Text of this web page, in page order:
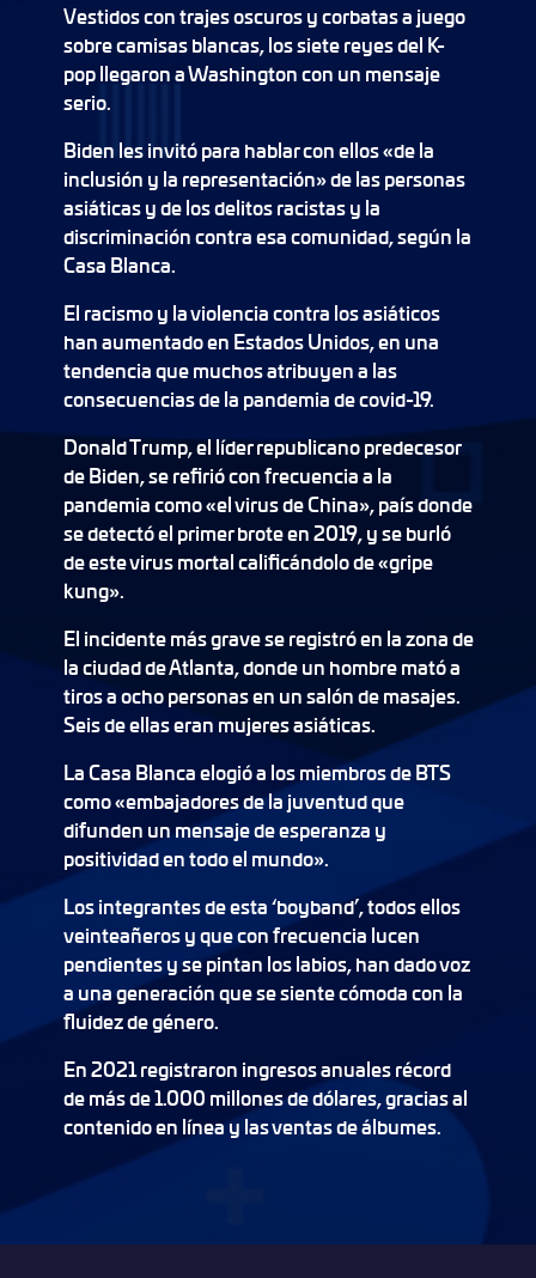
Vestidos con trajes oscuros y corbatas a juego
sobre camisas blancas, los siete reyes del K-
pop llegaron a Washington con un mensaje
serio.
Biden les invitó para hablar con ellos «de la
inclusión y la representación» de las personas
asiáticas y de los delitos racistas y la
discriminación contra esa comunidad, según la
Casa Blanca.
El racismo y la violencia contra los asiáticos
han aumentado en Estados Unidos, en una
tendencia que muchos atribuyen a las
consecuencias de la pandemia de covid-19.
Donald Trump, el líder republicano predecesor
de Biden, se refirió con frecuencia a la
pandemia como «el virus de China», país donde
se detectó el primer brote en 2019, y se burló
de este virus mortal calificándolo de «gripe
kung».
El incidente más grave se registró en la zona de
la ciudad de Atlanta, donde un hombre mató a
tiros a ocho personas en un salón de masajes.
Seis de ellas eran mujeres asiáticas.
La Casa Blanca elogió a los miembros de BTS
como «embajadores de la juventud que
difunden un mensaje de esperanza y
positividad en todo el mundo».
Los integrantes de esta ‘boyband’, todos ellos
veinteañeros y que con frecuencia lucen
pendientes y se pintan los labios, han dado voz
a una generación que se siente cómoda con la
fluidez de género.
En 2021 registraron ingresos anuales récord
de más de 1.000 millones de dólares, gracias al
contenido en línea y las ventas de álbumes.